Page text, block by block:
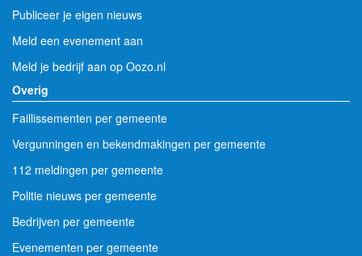
Publiceer je eigen nieuws
Meld een evenement aan
Meld je bedrijf aan op Oozo.nl
Overig
Faillissementen per gemeente
Vergunningen en bekendmakingen per gemeente
112 meldingen per gemeente
Politie nieuws per gemeente
Bedrijven per gemeente
Evenementen per gemeente